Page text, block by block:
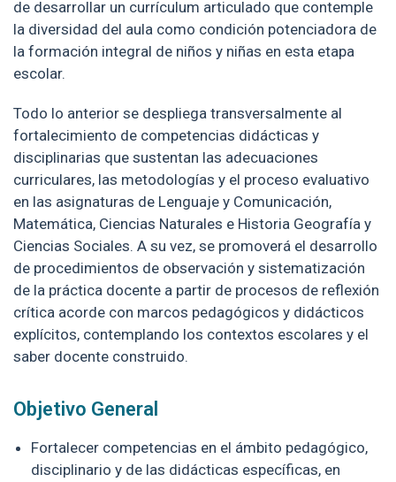
de desarrollar un currículum articulado que contemple
la diversidad del aula como condición potenciadora de
la formación integral de niños y niñas en esta etapa
escolar.
Todo lo anterior se despliega transversalmente al
fortalecimiento de competencias didácticas y
disciplinarias que sustentan las adecuaciones
curriculares, las metodologías y el proceso evaluativo
en las asignaturas de Lenguaje y Comunicación,
Matemática, Ciencias Naturales e Historia Geografía y
Ciencias Sociales. A su vez, se promoverá el desarrollo
de procedimientos de observación y sistematización
de la práctica docente a partir de procesos de reflexión
crítica acorde con marcos pedagógicos y didácticos
explícitos, contemplando los contextos escolares y el
saber docente construido.
Objetivo General
Fortalecer competencias en el ámbito pedagógico,
disciplinario y de las didácticas específicas, en